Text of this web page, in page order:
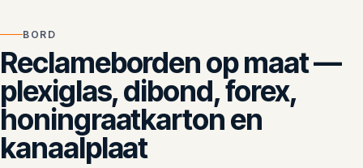
BORD
Reclameborden op maat —
plexiglas, dibond, forex,
honingraatkarton en
kanaalplaat